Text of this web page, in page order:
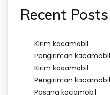
Recent Posts
Kirim kacamobil
Pengiriman kacamobil
Kirim kacamobil
Pengiriman kacamobil
Pasang kacamobil